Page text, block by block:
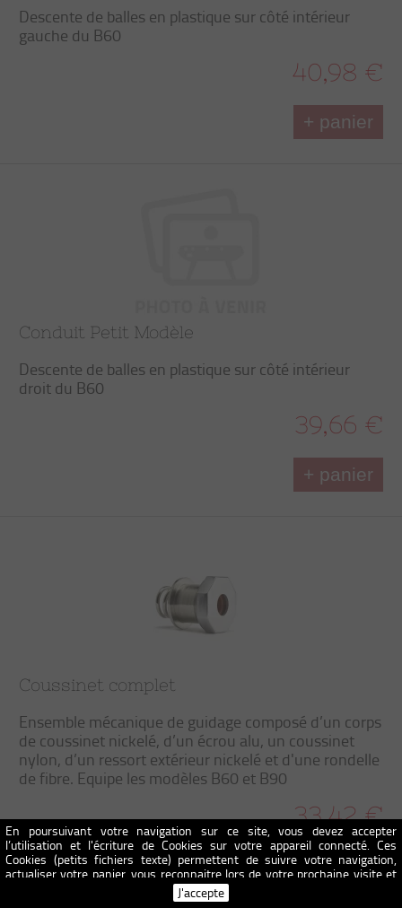
En poursuivant votre navigation sur ce site, vous devez accepter
l’utilisation et l'écriture de Cookies sur votre appareil connecté. Ces
Cookies (petits fichiers texte) permettent de suivre votre navigation,
actualiser votre panier, vous reconnaitre lors de votre prochaine visite et
sécuriser votre connexion. Pour en savoir plus et paramétrer les traceurs:
http://www.cnil.fr/vos-obligations/sites-web-cookies-et-autres-
J'accepte
Descente de balles en plastique sur côté intérieur
gauche du B60
40,98 €
+ panier
Conduit Petit Modèle
Descente de balles en plastique sur côté intérieur
droit du B60
39,66 €
+ panier
Coussinet complet
Ensemble mécanique de guidage composé d’un corps
de coussinet nickelé, d’un écrou alu, un coussinet
nylon, d’un ressort extérieur nickelé et d'une rondelle
de fibre. Equipe les modèles B60 et B90
33,42 €
+ panier